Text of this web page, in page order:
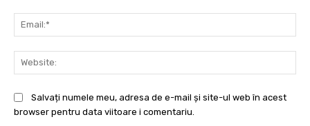
Salvați numele meu, adresa de e-mail și site-ul web în acest
browser pentru data viitoare i comentariu.